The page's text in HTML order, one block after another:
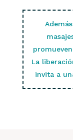
La
invita a